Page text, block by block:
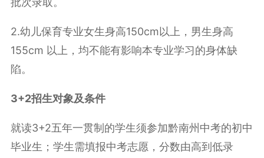
2.幼儿保育专业女生身高150cm以上，男生身高
155cm 以上，均不能有影响本专业学习的身体缺
陷。
3+2招生对象及条件
就读3+2五年一贯制的学生须参加黔南州中考的初中
毕业生；学生需填报中考志愿，分数由高到低录